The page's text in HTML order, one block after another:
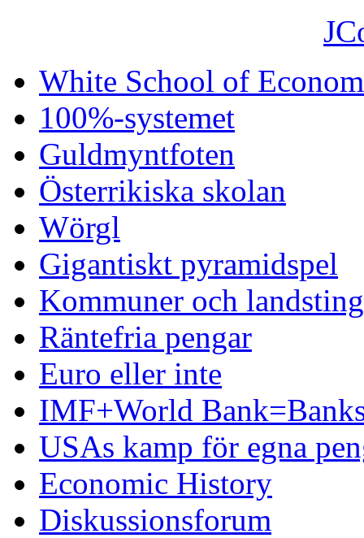
White School of
100%-systemet
Guldmyntfoten
Österrikiska skolan
Wörgl
Gigantiskt pyramidspel
Kommuner och
Räntefria pengar
Euro eller inte
IMF+World
USAs kamp för egna
Economic History
Diskussionsforum